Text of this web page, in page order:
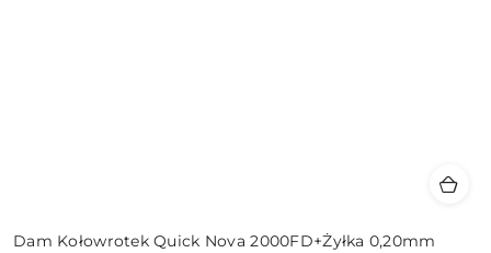
Dam Kołowrotek Quick Nova 2000FD+Żyłka 0,20mm